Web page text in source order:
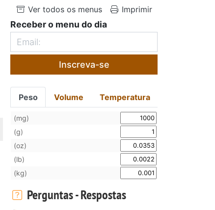
Ver todos os menus Imprimir
Receber o menu do dia
Inscreva-se
Peso Volume Temperatura
(mg)
(g)
(oz)
(lb)
(kg)
Perguntas - Respostas